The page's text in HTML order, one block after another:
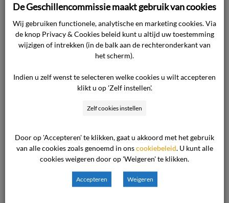
volgende vastgesteld. Op de begane grond en
op etage is er een lichte spanning bij de vloeren
zichtbaar. Deze wordt veroorzaakt doordat op
diverse plaatsen het laminaat is uitgezet
diverse ruimtes dilatatie strips te plaatsen,
waardoor er trekspanning ontstaat. Ook dient
vermeld te worden dat bij een laminaatvloer, er
namelijk niet bevestigd aan de vloer van de
woning. Herstel is technisch mogelijk door het
plaatsen van strips bij diverse doorgangen. Het
opnieuw plaatsen van de plakplinten nadat er
zoveel mogelijk ruimte is gezaagd tussen het
De Geschillencommissie maakt gebruik van cookies
Wij gebruiken functionele, analytische en marketing cookies. Via
de knop Privacy & Cookies beleid kunt u altijd uw toestemming
wijzigen of intrekken (in de balk aan de rechteronderkant van
het scherm).
Indien u zelf wenst te selecteren welke cookies u wilt accepteren
klikt u op 'Zelf instellen'.
Zelf cookies instellen
Door op 'Accepteren' te klikken, gaat u akkoord met het gebruik
van alle cookies zoals genoemd in onscookiebeleid. U kunt alle
cookies weigeren door op 'Weigeren' te klikken.
Accepteren Weigeren